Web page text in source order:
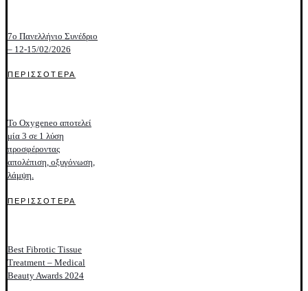
7o Πανελλήνιο Συνέδριο
– 12-15/02/2026
ΠΕΡΙΣΣΟΤΕΡΑ
Το Oxygeneo αποτελεί
μία 3 σε 1 λύση
προσφέροντας
απολέπιση, οξυγόνωση,
λάμψη.
ΠΕΡΙΣΣΟΤΕΡΑ
Best Fibrotic Tissue
Treatment – Medical
Beauty Awards 2024